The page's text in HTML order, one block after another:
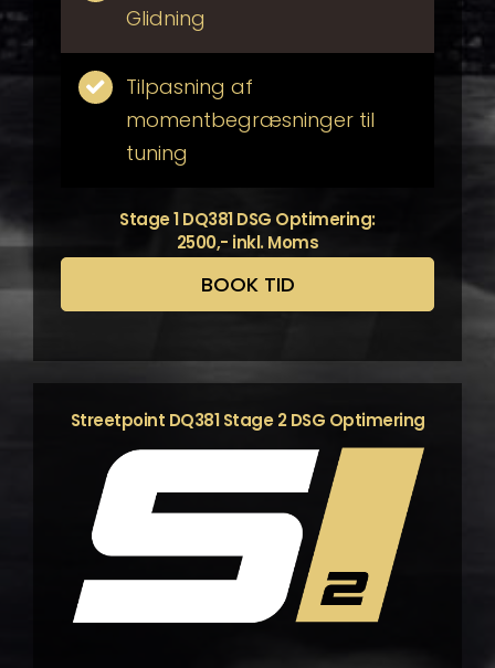
Glidning
Tilpasning af
momentbegræsninger til
tuning
Stage 1 DQ381 DSG Optimering:
2500,- inkl. Moms
BOOK TID
Streetpoint DQ381 Stage 2 DSG Optimering